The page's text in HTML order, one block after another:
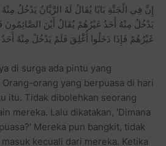
إِنَّ فِي الْجَنَّةِ بَابًا يُقَالُ لَهُ الرَّيَّانُ يَدْخُلُ
يَدْخُلُ مِنْهُ أَحَدٌ غَيْرُهُمْ يُقَالُ أَيْنَ الصَّائِمُونَ
غَيْرُهُمْ فَإِذَا دَخَلُوا أُغْلِقَ فَلَمْ يَدْخُلْ مِنْهُ أَحَدٌ
di surga ada pintu yang
Orang-orang yang berpuasa di hari
itu. Tidak dibolehkan seorang
mereka. Lalu dikatakan, 'Dimana
Mereka pun bangkit, tidak
kecuali dari mereka. Ketika